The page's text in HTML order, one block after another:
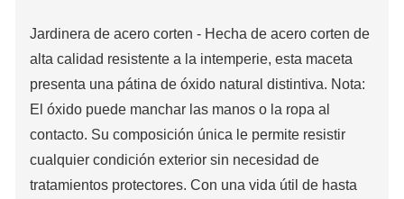
Jardinera de acero corten - Hecha de acero corten de
alta calidad resistente a la intemperie, esta maceta
presenta una pátina de óxido natural distintiva. Nota:
El óxido puede manchar las manos o la ropa al
contacto. Su composición única le permite resistir
cualquier condición exterior sin necesidad de
tratamientos protectores. Con una vida útil de hasta